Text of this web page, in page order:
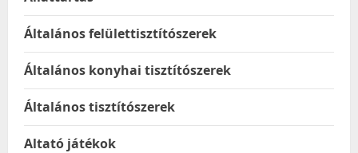
Általános felülettisztítószerek
Általános konyhai tisztítószerek
Általános tisztítószerek
Altató játékok